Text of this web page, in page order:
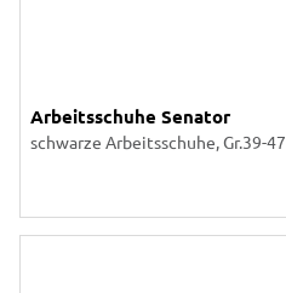
Arbeitsschuhe Senator
schwarze Arbeitsschuhe, Gr.39-47